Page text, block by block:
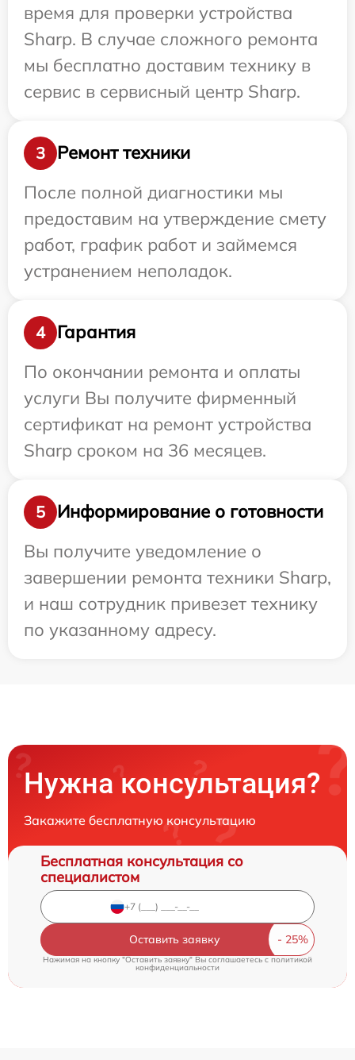
время для проверки устройства
Sharp. В случае сложного ремонта
мы бесплатно доставим технику в
сервис в сервисный центр Sharp.
3
Ремонт техники
После полной диагностики мы
предоставим на утверждение смету
работ, график работ и займемся
устранением неполадок.
4
Гарантия
По окончании ремонта и оплаты
услуги Вы получите фирменный
сертификат на ремонт устройства
Sharp сроком на 36 месяцев.
5
Информирование о готовности
Вы получите уведомление о
завершении ремонта техники Sharp,
и наш сотрудник привезет технику
по указанному адресу.
Нужна консультация?
Закажите бесплатную консультацию
Бесплатная консультация со
специалистом
Оставить заявку
Нажимая на кнопку "Оставить заявку" Вы соглашаетесь cполитикой
конфиденциальности